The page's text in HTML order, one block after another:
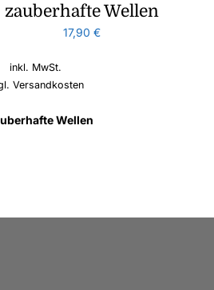
zauberhafte Wellen
17,90 €
inkl. MwSt.
Versandkosten
Wellen